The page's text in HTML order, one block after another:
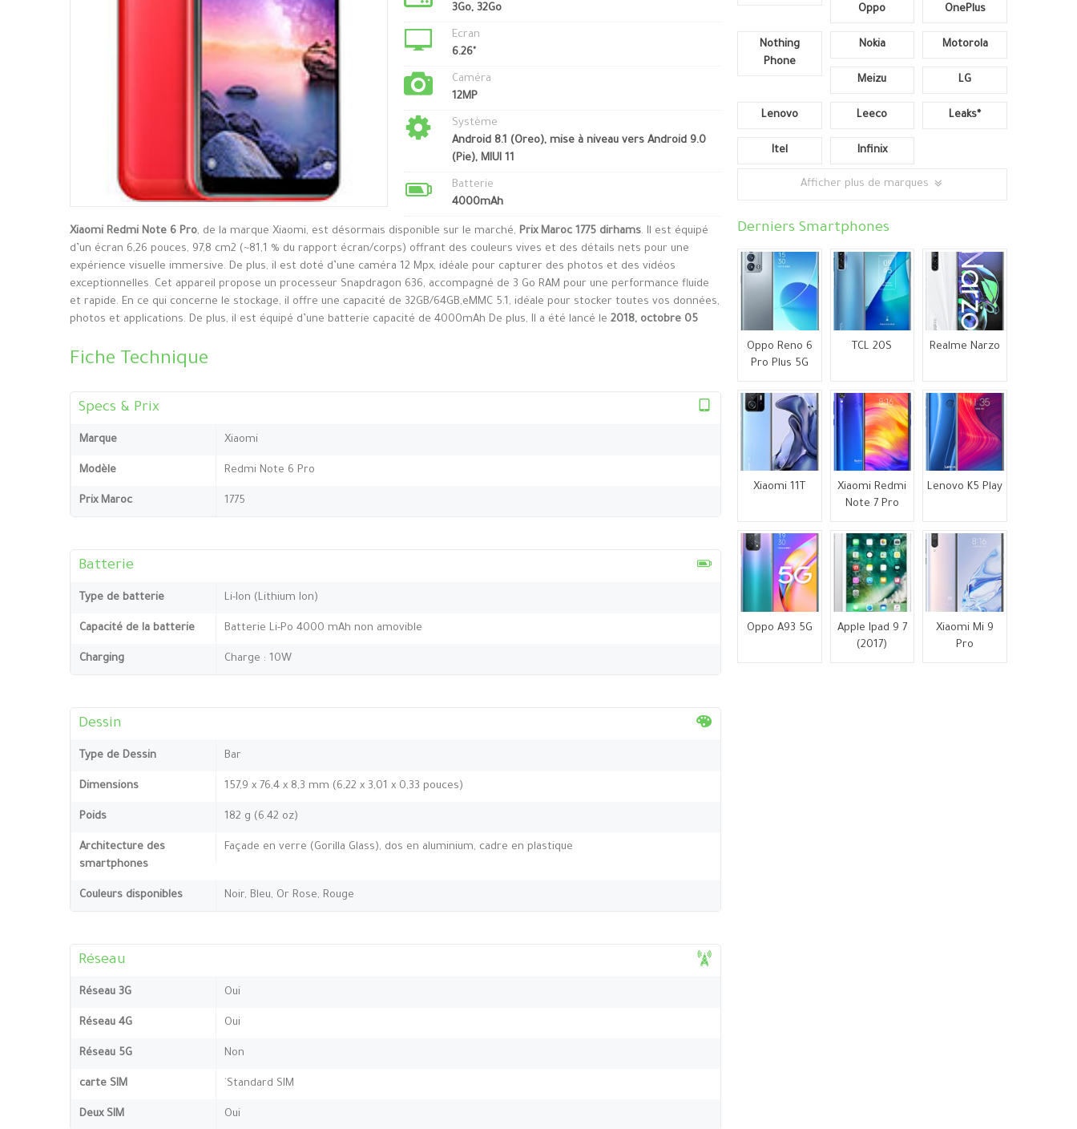
3Go, 32Go
Ecran
6.26"
Caméra
12MP
Système
Android 8.1 (Oreo), mise à niveau vers Android 9.0
(Pie), MIUI 11
Batterie
4000mAh
Xiaomi Redmi Note 6 Pro, de la marque Xiaomi, est désormais disponible sur le marché, Prix Maroc 1775 dirhams. Il est équipé
d’un écran 6,26 pouces, 97,8 cm2 (~81,1 % du rapport écran/corps) offrant des couleurs vives et des détails nets pour une
expérience visuelle immersive. De plus, il est doté d’une caméra 12 Mpx, idéale pour capturer des photos et des vidéos
exceptionnelles. Cet appareil propose un processeur Snapdragon 636, accompagné de 3 Go RAM pour une performance fluide
et rapide. En ce qui concerne le stockage, il offre une capacité de 32GB/64GB,eMMC 5.1, idéale pour stocker toutes vos données,
photos et applications. De plus, il est équipé d’une batterie capacité de 4000mAh De plus, Il a été lancé le 2018, octobre 05
Fiche Technique
Specs & Prix
Marque Xiaomi
Modèle Redmi Note 6 Pro
Prix Maroc 1775
Batterie
Type de batterie Li-Ion (Lithium Ion)
Capacité de la batterie Batterie Li-Po 4000 mAh non amovible
Charging Charge : 10W
Dessin
Type de Dessin Bar
Dimensions 157,9 x 76,4 x 8,3 mm (6,22 x 3,01 x 0,33 pouces)
Poids 182 g (6.42 oz)
Architecture des
smartphones
Façade en verre (Gorilla Glass), dos en aluminium, cadre en plastique
Couleurs disponibles Noir, Bleu, Or Rose, Rouge
Réseau
Réseau 3G Oui
Réseau 4G Oui
Réseau 5G Non
carte SIM `Standard SIM
Deux SIM Oui
Oppo OnePlus
Nothing
Phone
Nokia Motorola
Meizu LG
Lenovo Leeco Leaks*
Itel Infinix
Afficher plus de marques
Derniers Smartphones
Oppo Reno 6
Pro Plus 5G
TCL 20S Realme Narzo
Xiaomi 11T
Xiaomi Redmi
Note 7 Pro
Lenovo K5 Play
Oppo A93 5G
Apple Ipad 9 7
(2017)
Xiaomi Mi 9
Pro